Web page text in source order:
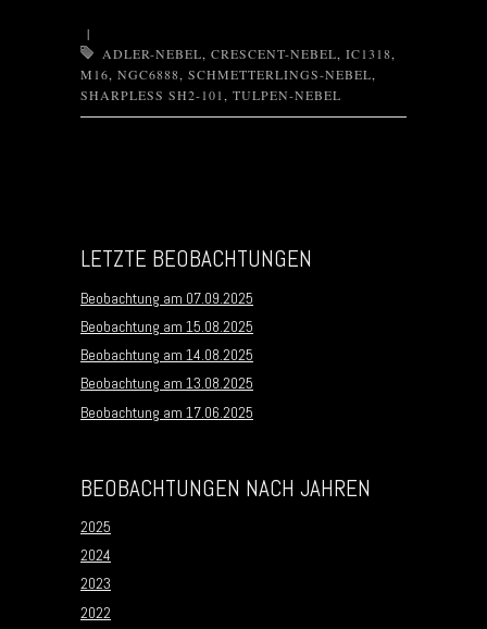
|
ADLER-NEBEL, CRESCENT-NEBEL, IC1318,
M16, NGC6888, SCHMETTERLINGS-NEBEL,
SHARPLESS SH2-101 , TULPEN-NEBEL
LETZTE BEOBACHTUNGEN
Beobachtung am 07.09.2025
Beobachtung am 15.08.2025
Beobachtung am 14.08.2025
Beobachtung am 13.08.2025
Beobachtung am 17.06.2025
BEOBACHTUNGEN NACH JAHREN
2025
2024
2023
2022